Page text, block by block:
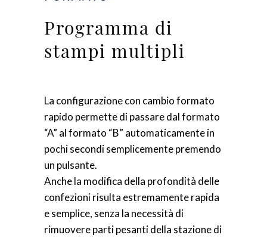
Programma di
stampi multipli
La configurazione con cambio formato
rapido permette di passare dal formato
“A” al formato “B” automaticamente in
pochi secondi semplicemente premendo
un pulsante.
Anche la modifica della profondità delle
confezioni risulta estremamente rapida
e semplice, senza la necessità di
rimuovere parti pesanti della stazione di